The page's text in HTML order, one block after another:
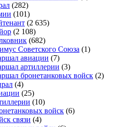
(282)
(101)
(2 635)
(2 108)
(682)
Советского Союза (1)
авиации (7)
артиллерии (3)
бронетанковых войск (2)
(4)
(25)
(10)
войск (6)
связи (4)